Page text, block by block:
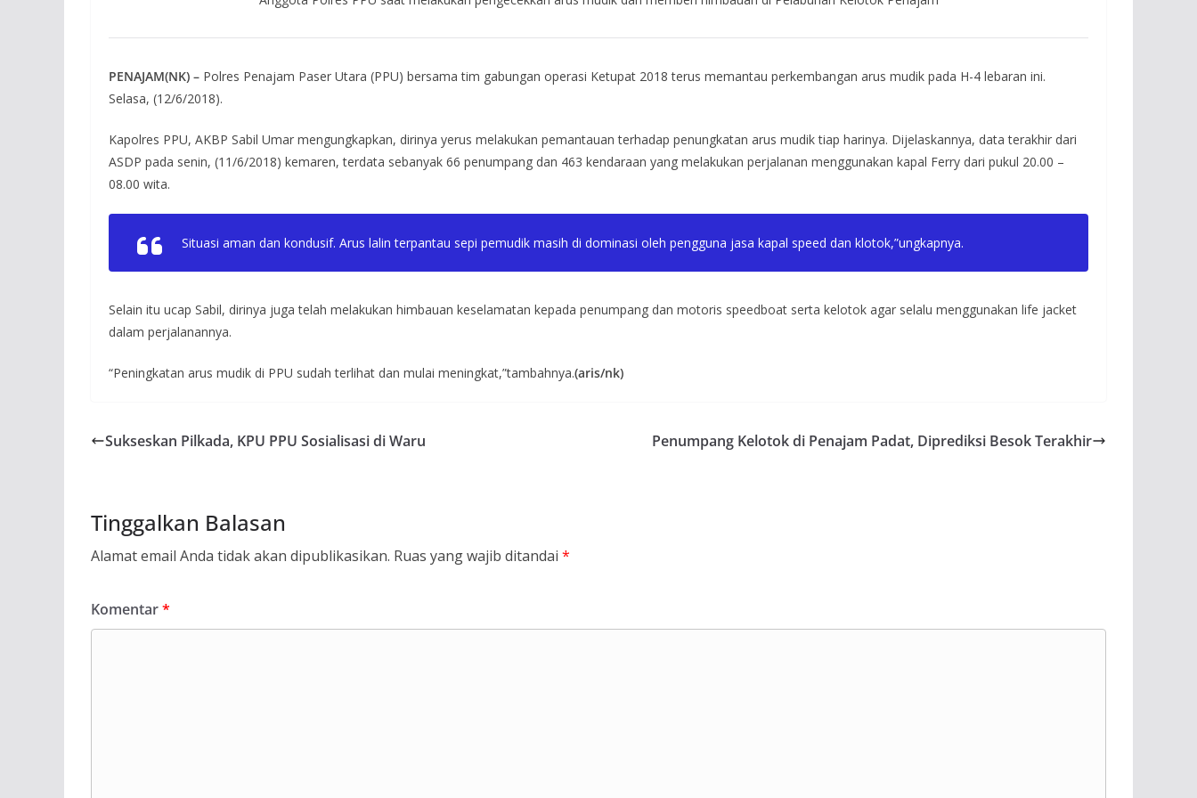
PENAJAM(NK) – Polres Penajam Paser Utara (PPU) bersama tim gabungan operasi Ketupat 2018 terus memantau perkembangan arus mudik pada H-4 lebaran ini.
Selasa, (12/6/2018).
Kapolres PPU, AKBP Sabil Umar mengungkapkan, dirinya yerus melakukan pemantauan terhadap penungkatan arus mudik tiap harinya. Dijelaskannya, data terakhir dari
ASDP pada senin, (11/6/2018) kemaren, terdata sebanyak 66 penumpang dan 463 kendaraan yang melakukan perjalanan menggunakan kapal Ferry dari pukul 20.00 –
08.00 wita.
Situasi aman dan kondusif. Arus lalin terpantau sepi pemudik masih di dominasi oleh pengguna jasa kapal speed dan klotok,”ungkapnya.
Selain itu ucap Sabil, dirinya juga telah melakukan himbauan keselamatan kepada penumpang dan motoris speedboat serta kelotok agar selalu menggunakan life jacket
dalam perjalanannya.
“Peningkatan arus mudik di PPU sudah terlihat dan mulai meningkat,”tambahnya.(aris/nk)
Sukseskan Pilkada, KPU PPU Sosialisasi di Waru Penumpang Kelotok di Penajam Padat, Diprediksi Besok Terakhir
Tinggalkan Balasan
Alamat email Anda tidak akan dipublikasikan. Ruas yang wajib ditandai *
Komentar*